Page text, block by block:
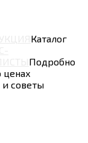
Каталог
Подробно
ценах
и советы